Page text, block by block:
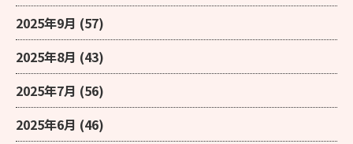
2025年9月 (57)
2025年8月 (43)
2025年7月 (56)
2025年6月 (46)